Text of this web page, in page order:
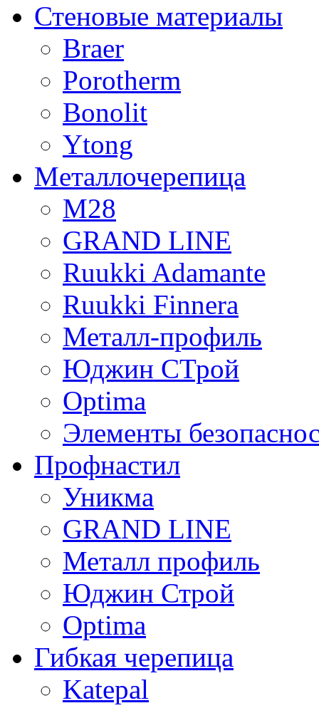
Стеновые материалы
Braer
Porotherm
Bonolit
Ytong
Mеталлочерепица
М28
GRAND LINE
Ruukki Adamante
Ruukki Finnera
Металл-профиль
Юджин СТрой
Optima
Элементы
Профнастил
Уникма
GRAND LINE
Металл профиль
Юджин Строй
Optima
Гибкая черепица
Katepal